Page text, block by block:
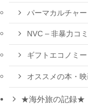
パーマカルチャ
NVC – 非暴力コ
ギフトエコノミー
オススメの本・
★海外旅の記録★